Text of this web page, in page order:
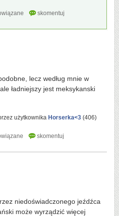
lecz według mnie w
ładniejszy jest meksykanski
użytkownika Horserka<3 (406)
niedoświadczonego jeźdźca
może wyrządzić więcej